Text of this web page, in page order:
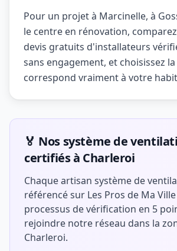
Pour un projet à Marcinelle, à
le centre en rénovation,
devis gratuits d'installateurs
sans engagement, et choisissez
correspond vraiment à votre
🏅 Nos système de
certifiés à Charleroi
Chaque artisan système de
référencé sur Les Pros de Ma
processus de vérification en 5
rejoindre notre réseau dans la
Charleroi.